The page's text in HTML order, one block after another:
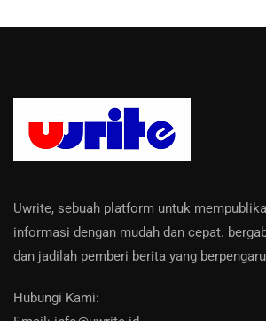
Uwrite, sebuah platform untuk
informasi dengan mudah dan cepat.
dan jadilah pemberi berita yang
Hubungi Kami: